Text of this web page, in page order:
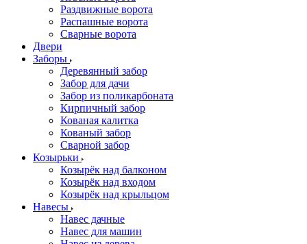
Раздвижные ворота
Распашные ворота
Сварные ворота
Двери
Заборы
Деревянный забор
Забор для дачи
Забор из поликарбоната
Кирпичный забор
Кованая калитка
Кованый забор
Сварной забор
Козырьки
Козырёк над балконом
Козырёк над входом
Козырёк над крыльцом
Навесы
Навес дачные
Навес для машин